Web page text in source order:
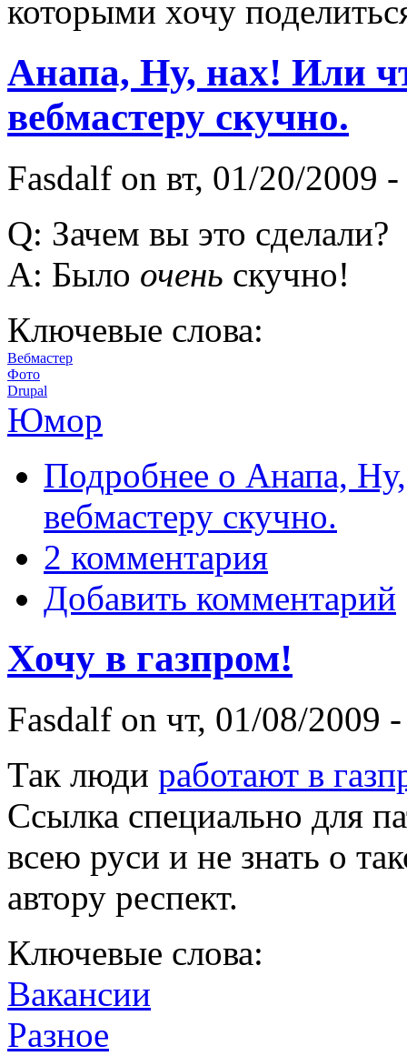
которыми хочу
Анапа, Ну, нах! Или
вебмастеру скучно.
Fasdalf on вт, 01/20/2009
Q: Зачем вы это сделали?
A: Было очень скучно!
Ключевые слова:
Вебмастер
Фото
Drupal
Юмор
Подробнее о Анапа,
вебмастеру скучно.
2 комментария
Добавить комментарий
Хочу в газпром!
Fasdalf on чт, 01/08/2009
Так люди работают в
Ссылка специально для
всею руси и не знать о
автору респект.
Ключевые слова:
Вакансии
Разное